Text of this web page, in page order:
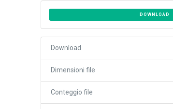
DOWNLOAD
Download
Dimensioni file
Conteggio file